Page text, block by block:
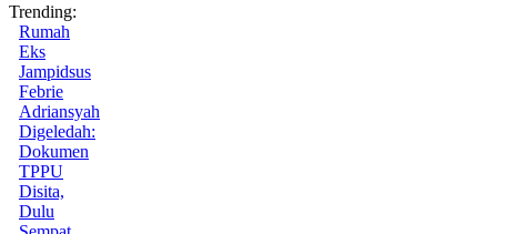
Trending:
Rumah
Eks
Jampidsus
Febrie
Adriansyah
Digeledah:
Dokumen
TPPU
Disita,
Dulu